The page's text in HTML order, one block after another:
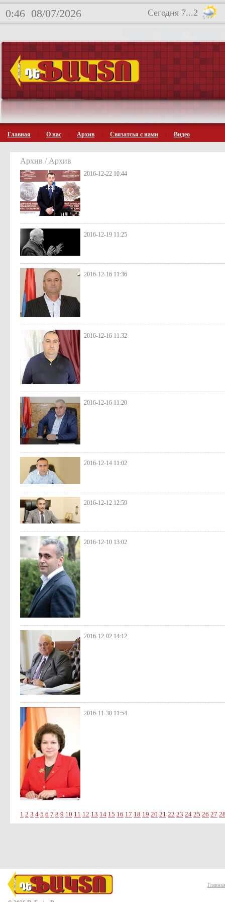
0:46 08/07/2026 Сегодня 7...2
Главная О нас Архив Связатсья с нами Видео
Архив / Архив
2016-12-22 10:44
2016-12-19 11:25
2016-12-16 11:36
2016-12-16 11:32
2016-12-16 11:20
2016-12-14 11:02
2016-12-12 12:59
2016-12-10 13:02
2016-12-02 14:12
2016-11-30 11:54
1 2 3 4 5 6 7 8 9 10 11 12 13 14 15 16 17 18 19 20 21 22 23 24 25 26 27
Главная